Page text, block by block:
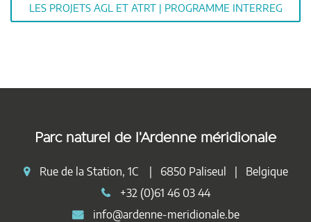
LES PROJETS AGL ET ATRT | PROGRAMME INTERREG
Parc naturel de l'Ardenne méridionale
Rue de la Station, 1C | 6850 Paliseul | Belgique
+32 (0)61 46 03 44
info@ardenne-meridionale.be